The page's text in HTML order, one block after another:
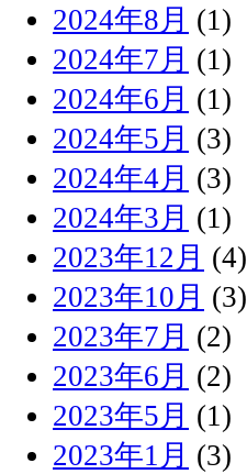
2024年8月 (1)
2024年7月 (1)
2024年6月 (1)
2024年5月 (3)
2024年4月 (3)
2024年3月 (1)
2023年12月 (4)
2023年10月 (3)
2023年7月 (2)
2023年6月 (2)
2023年5月 (1)
2023年1月 (3)